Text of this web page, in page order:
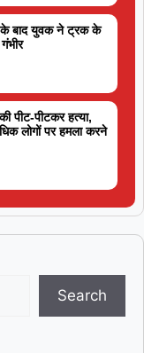
के बाद युवक ने ट्रक के
पीट-पीटकर हत्या,
लोगों पर हमला करने
Search